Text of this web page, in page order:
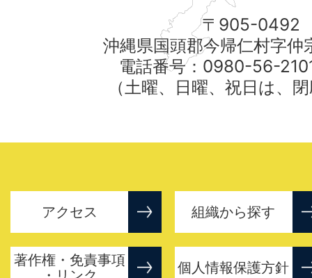
〒905-0492
沖縄県国頭郡今帰仁村字仲
電話番号：0980-56-
（土曜、日曜、祝日は、
アクセス 組織から探す
著作権・免責事項
個人情報保護方針